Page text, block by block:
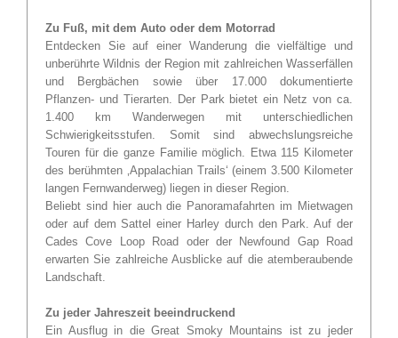
Zu Fuß, mit dem Auto oder dem Motorrad
Entdecken Sie auf einer Wanderung die vielfältige und
unberührte Wildnis der Region mit zahlreichen Wasserfällen
und Bergbächen sowie über 17.000 dokumentierte
Pflanzen- und Tierarten. Der Park bietet ein Netz von ca.
1.400 km Wanderwegen mit unterschiedlichen
Schwierigkeitsstufen. Somit sind abwechslungsreiche
Touren für die ganze Familie möglich. Etwa 115 Kilometer
des berühmten ‚Appalachian Trails‘ (einem 3.500 Kilometer
langen Fernwanderweg) liegen in dieser Region.
Beliebt sind hier auch die Panoramafahrten im Mietwagen
oder auf dem Sattel einer Harley durch den Park. Auf der
Cades Cove Loop Road oder der Newfound Gap Road
erwarten Sie zahlreiche Ausblicke auf die atemberaubende
Landschaft.
Zu jeder Jahreszeit beeindruckend
Ein Ausflug in die Great Smoky Mountains ist zu jeder